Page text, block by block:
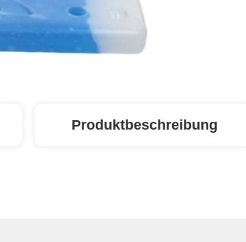
Produktbeschreibung